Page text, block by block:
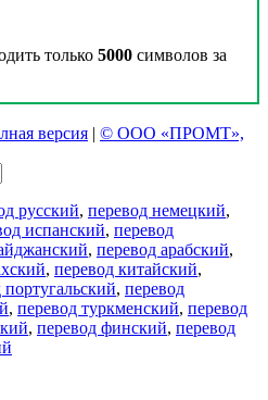
только 5000 символов за
версия | © ООО «ПРОМТ»,
русский, перевод немецкий,
испанский, перевод
, перевод арабский,
, перевод китайский,
португальский, перевод
, перевод туркменский, перевод
, перевод финский, перевод